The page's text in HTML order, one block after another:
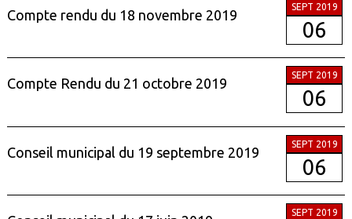
Compte rendu du 18 novembre 2019
SEPT 2019
06
Compte Rendu du 21 octobre 2019
SEPT 2019
06
Conseil municipal du 19 septembre 2019
SEPT 2019
06
SEPT 2019